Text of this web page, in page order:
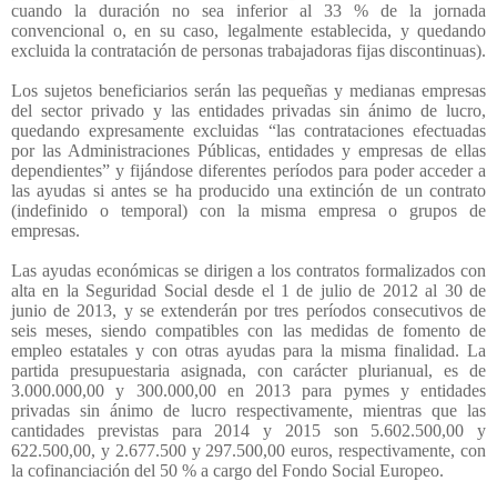
cuando la duración no sea inferior al 33 % de la jornada
convencional o, en su caso, legalmente establecida, y quedando
excluida la contratación de personas trabajadoras fijas discontinuas).
Los sujetos beneficiarios serán las pequeñas y medianas empresas
del sector privado y las entidades privadas sin ánimo de lucro,
quedando expresamente excluidas “las contrataciones efectuadas
por las Administraciones Públicas, entidades y empresas de ellas
dependientes” y fijándose diferentes períodos para poder acceder a
las ayudas si antes se ha producido una extinción de un contrato
(indefinido o temporal) con la misma empresa o grupos de
empresas.
Las ayudas económicas se dirigen a los contratos formalizados con
alta en la Seguridad Social desde el 1 de julio de 2012 al 30 de
junio de 2013, y se extenderán por tres períodos consecutivos de
seis meses, siendo compatibles con las medidas de fomento de
empleo estatales y con otras ayudas para la misma finalidad. La
partida presupuestaria asignada, con carácter plurianual, es de
3.000.000,00 y 300.000,00 en 2013 para pymes y entidades
privadas sin ánimo de lucro respectivamente, mientras que las
cantidades previstas para 2014 y 2015 son 5.602.500,00 y
622.500,00, y 2.677.500 y 297.500,00 euros, respectivamente, con
la cofinanciación del 50 % a cargo del Fondo Social Europeo.